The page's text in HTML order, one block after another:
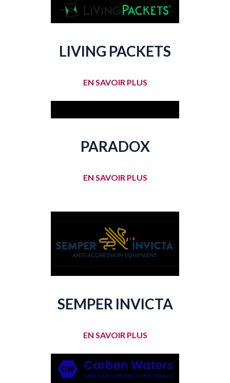
LIVING PACKETS
EN SAVOIR PLUS
PARADOX
EN SAVOIR PLUS
SEMPER INVICTA
EN SAVOIR PLUS